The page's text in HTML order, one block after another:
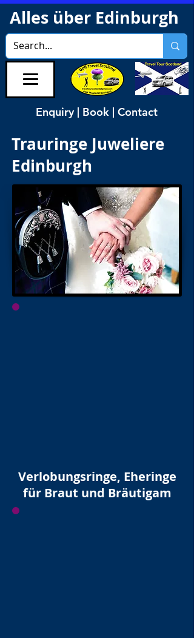
Alles über Edinburgh
Enquiry | Book | Contact
Trauringe Juweliere
Edinburgh
Verlobungsringe, Eheringe
für Braut und Bräutigam